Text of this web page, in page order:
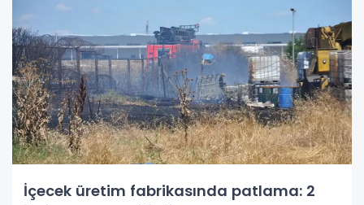
İçecek üretim fabrikasında patlama: 2